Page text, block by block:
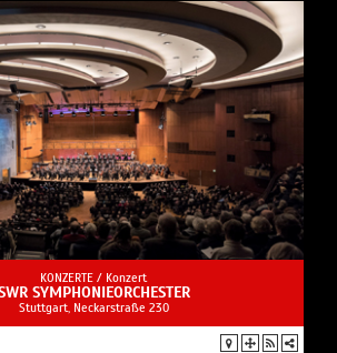
KONZERTE / Konzert
SYMPHONIEORCHESTER
Stuttgart, Neckarstraße 230